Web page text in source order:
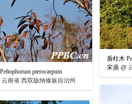
盾柱木
宋鼎 @
pterocarpum
云南省 西双版纳傣族自治州